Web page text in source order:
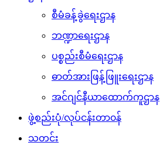
စီမံခန့်ခွဲရေးဌာန
ဘဏ္ဍာရေးဌာန
ပစ္စည်းစီမံရေးဌာန
ဓာတ်အားဖြန့်ဖြူးရေးဌာန
အင်ဂျင်နီယာထောက်ကူဌာန
ဖွဲ့စည်းပုံ/လုပ်ငန်းတာ၀န်
သတင်း